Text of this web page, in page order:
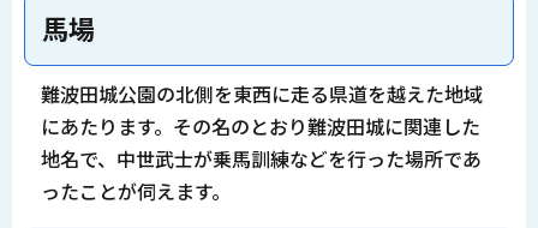
馬場
難波田城公園の北側を東西に走る県道を越えた地域
にあたります。その名のとおり難波田城に関連した
地名で、中世武士が乗馬訓練などを行った場所であ
ったことが伺えます。